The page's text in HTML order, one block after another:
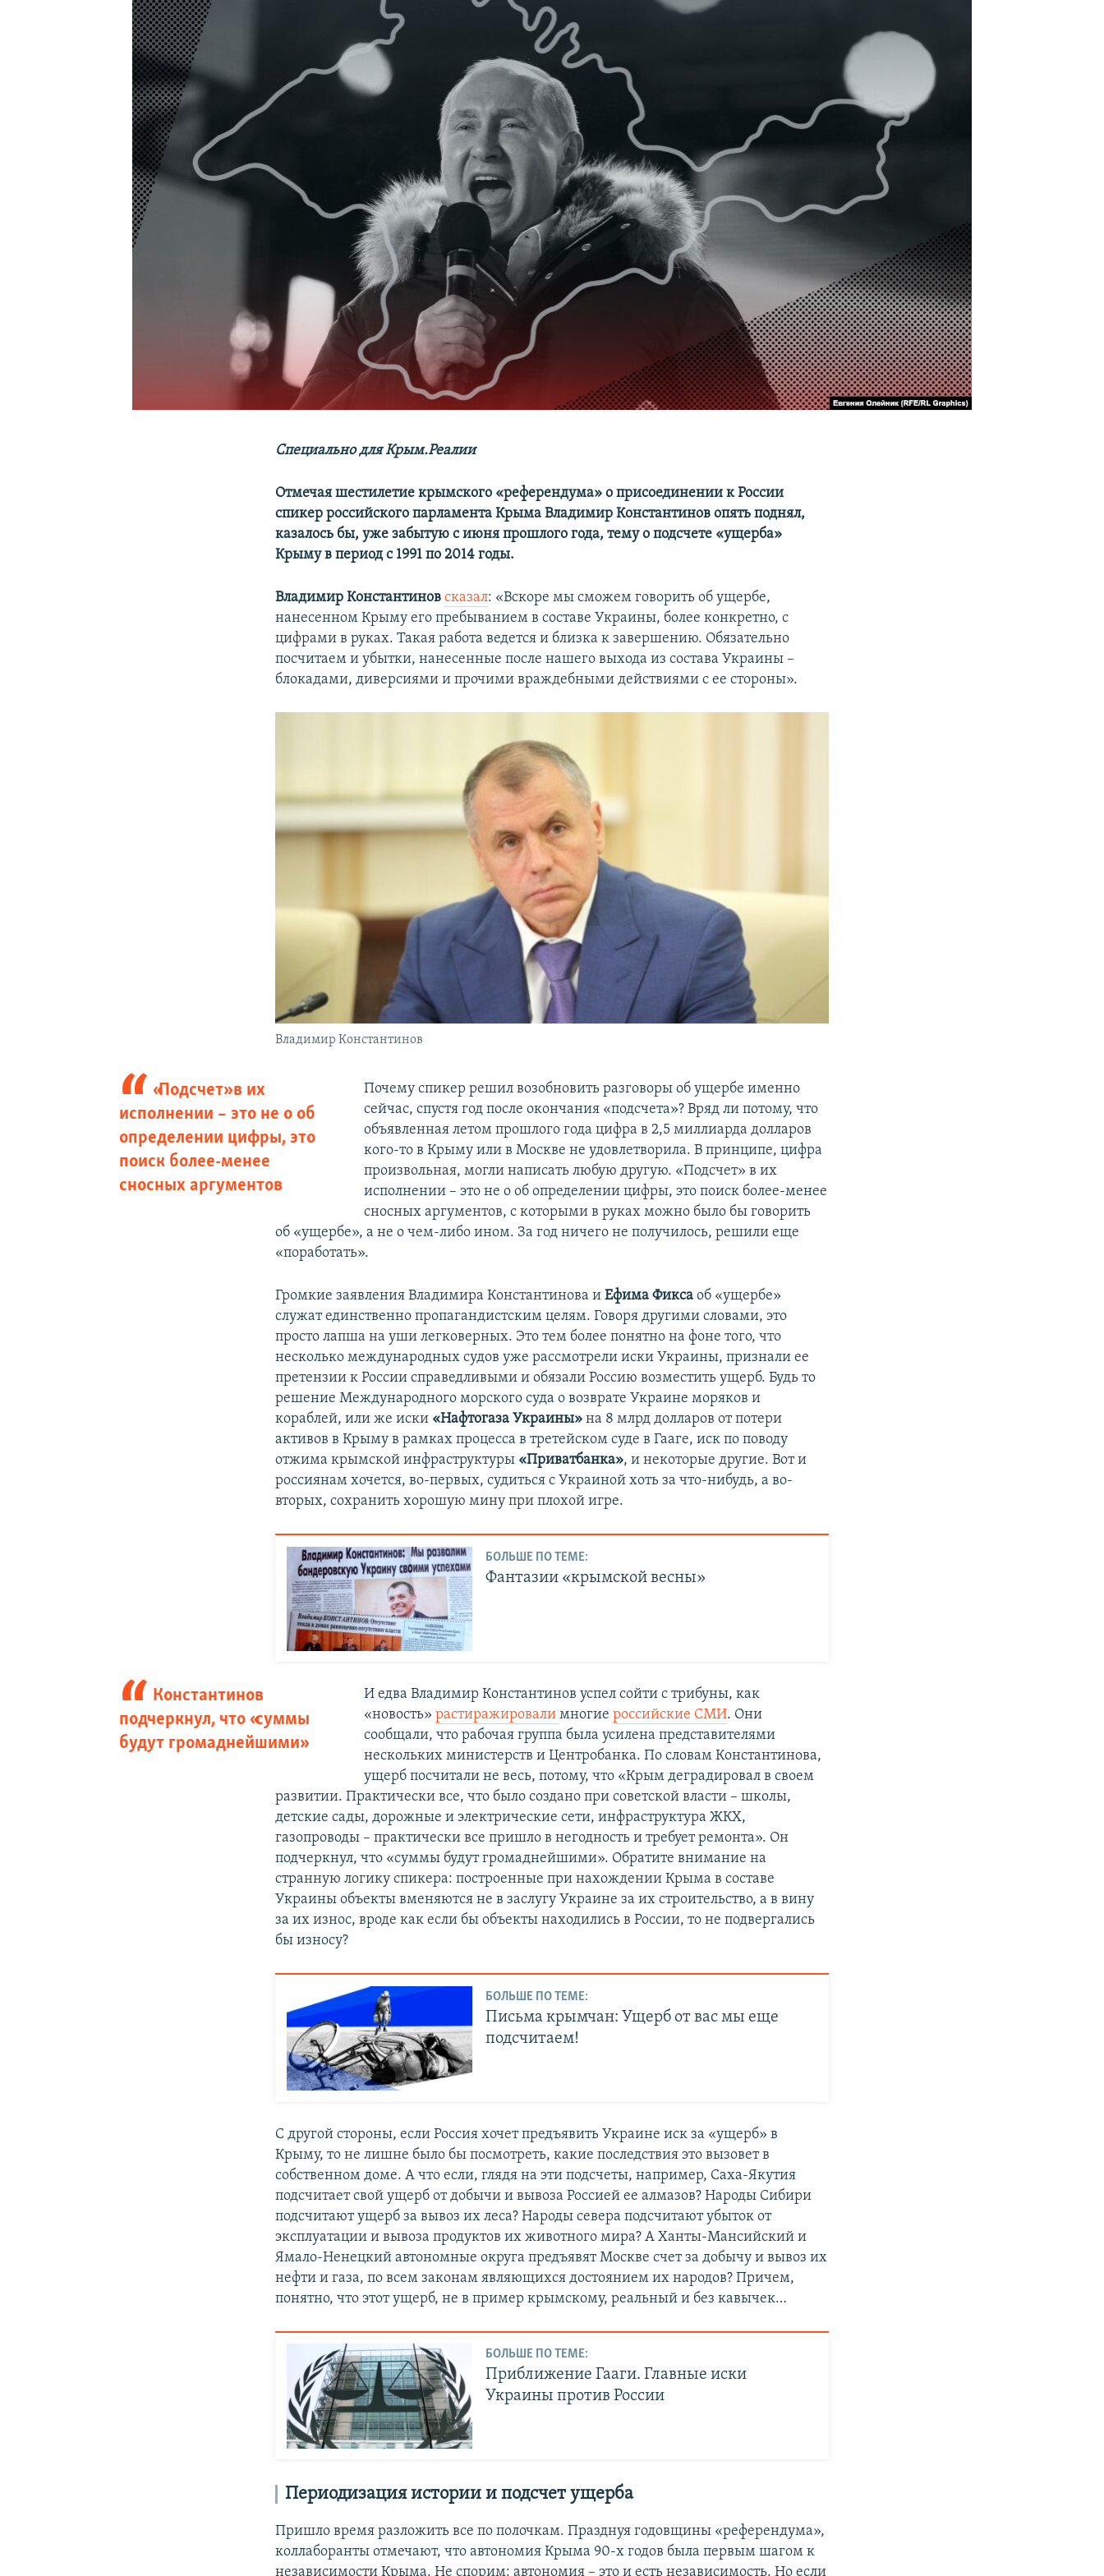
КРЫМ.НЕПОКОРЕННЫЙ
УКРАИНСКАЯ ПРОБЛЕМА КРЫМА
Специально для Крым.Реалии​
Отмечая шестилетие крымского «референдума» о присоединении к России
спикер российского парламента Крыма Владимир Константинов опять поднял,
казалось бы, уже забытую с июня прошлого года, тему о подсчете «ущерба»
Крыму в период с 1991 по 2014 годы.
Владимир Константинов сказал: «Вскоре мы сможем говорить об ущербе,
нанесенном Крыму его пребыванием в составе Украины, более конкретно, с
цифрами в руках. Такая работа ведется и близка к завершению. Обязательно
посчитаем и убытки, нанесенные после нашего выхода из состава Украины –
блокадами, диверсиями и прочими враждебными действиями с ее стороны».
Владимир Константинов
«Подсчет» в их
исполнении – это не о об
определении цифры, это
поиск более-менее
сносных аргументов
Почему спикер решил возобновить разговоры об ущербе именно
сейчас, спустя год после окончания «подсчета»? Вряд ли потому, что
объявленная летом прошлого года цифра в 2,5 миллиарда долларов
кого-то в Крыму или в Москве не удовлетворила. В принципе, цифра
произвольная, могли написать любую другую. «Подсчет» в их
исполнении – это не о об определении цифры, это поиск более-менее
сносных аргументов, с которыми в руках можно было бы говорить
об «ущербе», а не о чем-либо ином. За год ничего не получилось, решили еще
«поработать».
Громкие заявления Владимира Константинова иЕфима Фикса об «ущербе»
служат единственно пропагандистским целям. Говоря другими словами, это
просто лапша на уши легковерных. Это тем более понятно на фоне того, что
несколько международных судов уже рассмотрели иски Украины, признали ее
претензии к России справедливыми и обязали Россию возместить ущерб. Будь то
решение Международного морского суда о возврате Украине моряков и
кораблей, или же иски «Нафтогаза Украины» на 8 млрд долларов от потери
активов в Крыму в рамках процесса в третейском суде в Гааге, иск по поводу
отжима крымской инфраструктуры «Приватбанка», и некоторые другие. Вот и
россиянам хочется, во-первых, судиться c Украиной хоть за что-нибудь, а во-
вторых, сохранить хорошую мину при плохой игре.
БОЛЬШЕ ПО ТЕМЕ:
Фантазии «крымской весны»
Константинов
подчеркнул, что «суммы
будут громаднейшими»
И едва Владимир Константинов успел сойти с трибуны, как
«новость» растиражировали многие российские СМИ. Они
сообщали, что рабочая группа была усилена представителями
нескольких министерств и Центробанка. По словам Константинова,
ущерб посчитали не весь, потому, что «Крым деградировал в своем
развитии. Практически все, что было создано при советской власти – школы,
детские сады, дорожные и электрические сети, инфраструктура ЖКХ,
газопроводы – практически все пришло в негодность и требует ремонта». Он
подчеркнул, что «суммы будут громаднейшими». Обратите внимание на
странную логику спикера: построенные при нахождении Крыма в составе
Украины объекты вменяются не в заслугу Украине за их строительство, а в вину
за их износ, вроде как если бы объекты находились в России, то не подвергались
бы износу?
БОЛЬШЕ ПО ТЕМЕ:
Письма крымчан: Ущерб от вас мы еще
подсчитаем!
С другой стороны, если Россия хочет предъявить Украине иск за «ущерб» в
Крыму, то не лишне было бы посмотреть, какие последствия это вызовет в
собственном доме. А что если, глядя на эти подсчеты, например, Саха-Якутия
подсчитает свой ущерб от добычи и вывоза Россией ее алмазов? Народы Сибири
подсчитают ущерб за вывоз их леса? Народы севера подсчитают убыток от
эксплуатации и вывоза продуктов их животного мира? А Ханты-Мансийский и
Ямало-Ненецкий автономные округа предъявят Москве счет за добычу и вывоз их
нефти и газа, по всем законам являющихся достоянием их народов? Причем,
понятно, что этот ущерб, не в пример крымскому, реальный и без кавычек…
БОЛЬШЕ ПО ТЕМЕ:
Приближение Гааги. Главные иски
Украины против России
Периодизация истории и подсчет ущерба
Пришло время разложить все по полочкам. Празднуя годовщины «референдума»,
коллаборанты отмечают, что автономия Крыма 90-х годов была первым шагом к
независимости Крыма. Не спорим: автономия – это и есть независимость. Но если